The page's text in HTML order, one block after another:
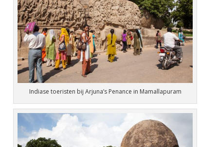
Indiase toeristen bij Arjuna’s Penance in Mamallapuram